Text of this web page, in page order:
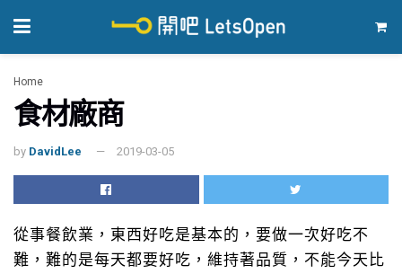
Home
食材廠商
by DavidLee 2019-03-05
從事餐飲業，東西好吃是基本的，要做一次好吃不
難，難的是每天都要好吃，維持著品質，不能今天比